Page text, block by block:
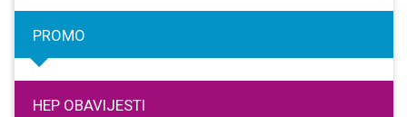
PROMO
HEP OBAVIJESTI